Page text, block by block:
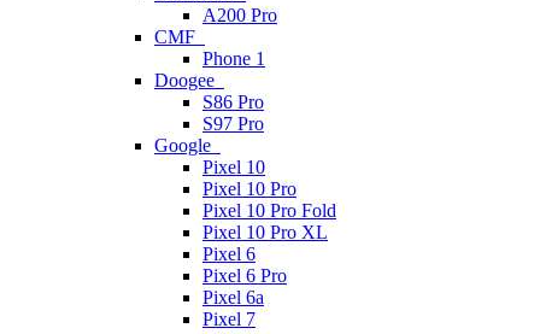
A200 Pro
CMF
Phone 1
Doogee
S86 Pro
S97 Pro
Google
Pixel 10
Pixel 10 Pro
Pixel 10 Pro Fold
Pixel 10 Pro XL
Pixel 6
Pixel 6 Pro
Pixel 6a
Pixel 7